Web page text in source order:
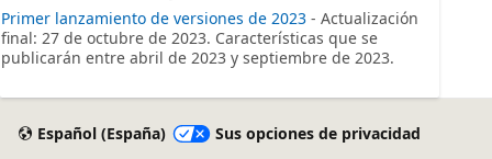
Primer lanzamiento de versiones de 2023 - Actualización
final: 27 de octubre de 2023. Características que se
publicarán entre abril de 2023 y septiembre de 2023.
Español (España)
Sus opciones de privacidad